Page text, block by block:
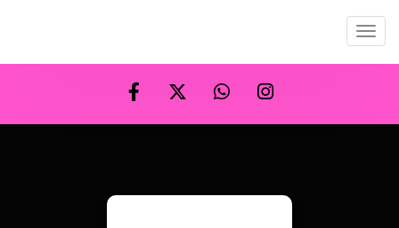
Menu